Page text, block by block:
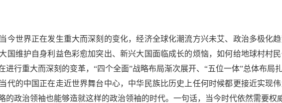
世界正在发生重大而深刻的变化，经济全球化潮流方兴未艾、政治多极化
国维护自身利益色彩愈加突出、新兴大国面临成长的烦恼，如何给地球村村
进行重大而深刻的变革，“四个全面”战略布局渐次展开、“五位一体”总体布局
代的中国正在走近世界舞台中心，中华民族比历史上任何时候都更接近实现
的政治领袖也能够造就这样的政治领袖的时代。一句话，当今时代依然需要权